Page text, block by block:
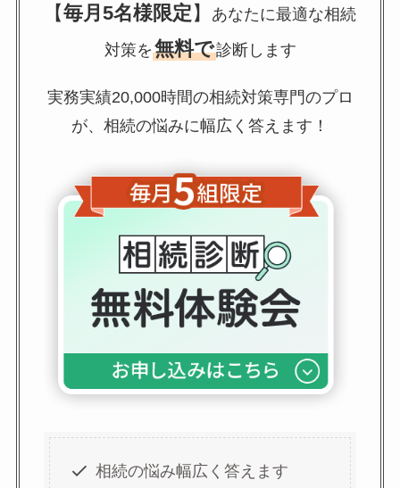
【毎月5名様限定】
あなたに最適な相続
対策を無料で診断します
実務実績20,000時間の相続対策専門のプロ
が、相続の悩みに幅広く答えます！
相続の悩み幅広く答えます